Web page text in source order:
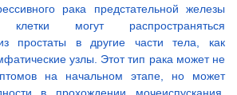
рака предстательной железы
могут распространяться
из простаты в другие части тела, как
узлы. Этот тип рака может не
на начальном этапе, но может